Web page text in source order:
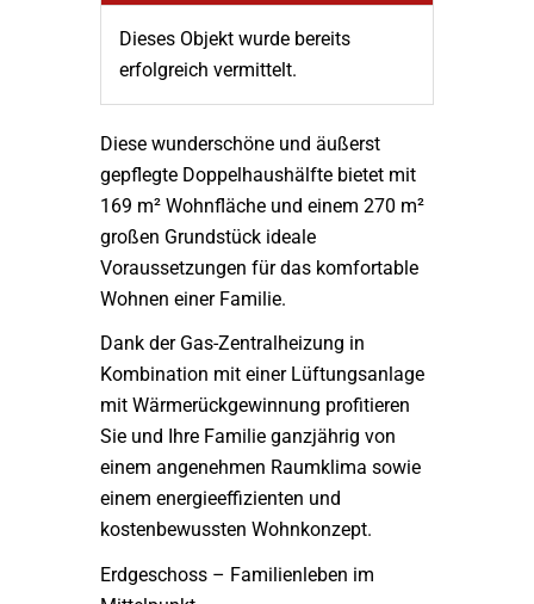
Dieses Objekt wurde bereits
erfolgreich vermittelt.
Diese wunderschöne und äußerst
gepflegte Doppelhaushälfte bietet mit
169 m² Wohnfläche und einem 270 m²
großen Grundstück ideale
Voraussetzungen für das komfortable
Wohnen einer Familie.
Dank der Gas-Zentralheizung in
Kombination mit einer Lüftungsanlage
mit Wärmerückgewinnung profitieren
Sie und Ihre Familie ganzjährig von
einem angenehmen Raumklima sowie
einem energieeffizienten und
kostenbewussten Wohnkonzept.
Erdgeschoss – Familienleben im